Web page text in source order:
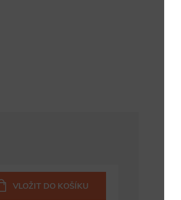
VLOŽIT DO KOŠÍKU